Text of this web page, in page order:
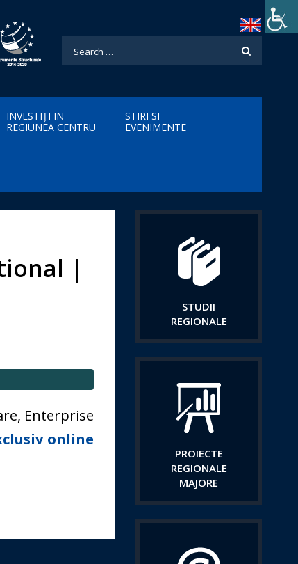
INVESTIȚI IN
REGIUNEA CENTRU
STIRI SI
EVENIMENTE
|
Enterprise
online
STUDII
REGIONALE
PROIECTE
REGIONALE
MAJORE